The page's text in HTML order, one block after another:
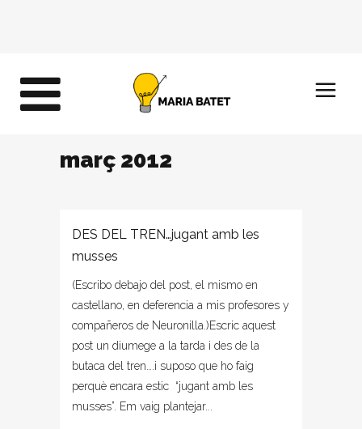
març 2012
DES DEL TREN…jugant amb les
musses
(Escribo debajo del post, el mismo en
castellano, en deferencia a mis profesores y
compañeros de Neuronilla.)Escric aquest
post un diumege a la tarda i des de la
butaca del tren….i suposo que ho faig
perquè encara estic “jugant amb les
musses”. Em vaig plantejar...